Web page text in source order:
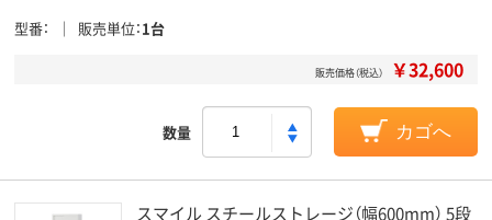
型番 販売単位 1台
販売価格（税込） ￥32,600
数量 カゴへ
スマイル スチールストレージ（幅600mm） 5段